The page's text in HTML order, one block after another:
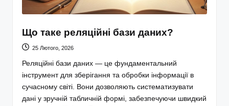
Що таке реляційні бази даних?
25 Лютого, 2026
Реляційні бази даних — це фундаментальний
інструмент для зберігання та обробки інформації в
сучасному світі. Вони дозволяють систематизувати
дані у зручній табличній формі, забезпечуючи швидкий